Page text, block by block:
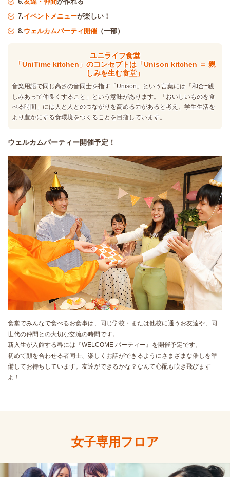
7.イベントメニューが楽しい！
8.ウェルカムパーティ開催 （一部）
ユニライフ食堂
「UniTime kitchen」のコンセプトは「Unison kitchen ＝ 親
しみを生む食堂」
音楽用語で同じ高さの音同士を指す「Unison」という言葉には「和合=親
しみあって仲良くすること」という意味があります。「おいしいものを食
べる時間」には人と人とのつながりを高める力があると考え、学生生活を
より豊かにする食環境をつくることを目指しています。
ウェルカムパーティー開催予定！
食堂でみんなで食べるお食事は、同じ学校・または他校に通うお友達や、同
世代の仲間との大切な交流の時間です。
新入生が入館する春には『WELCOME パーティー』を開催予定です。
初めて顔を合わせる者同士、楽しくお話ができるようにさまざまな催しを準
備してお待ちしています。友達ができるかな？なんて心配も吹き飛びます
よ！
女子専用フロア